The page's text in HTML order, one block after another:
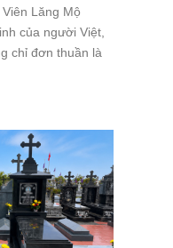
Lăng Mộ
của người Việt,
chỉ đơn thuần là